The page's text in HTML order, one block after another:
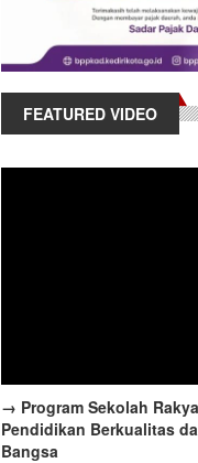
FEATURED VIDEO
→ Program Sekolah
Pendidikan Berkualitas
Bangsa